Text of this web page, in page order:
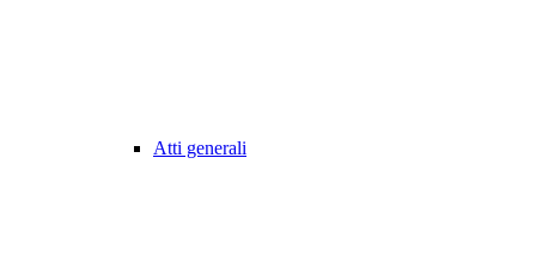
Atti generali